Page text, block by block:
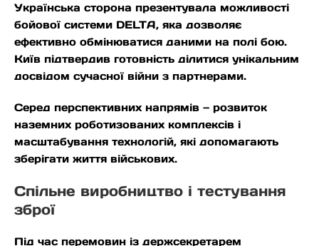
Українська сторона презентувала можливості
бойової системи DELTA, яка дозволяє
ефективно обмінюватися даними на полі бою.
Київ підтвердив готовність ділитися унікальним
досвідом сучасної війни з партнерами.
Серед перспективних напрямів — розвиток
наземних роботизованих комплексів і
масштабування технологій, які допомагають
зберігати життя військових.
Спільне виробництво і тестування
зброї
Під час перемовин із держсекретарем